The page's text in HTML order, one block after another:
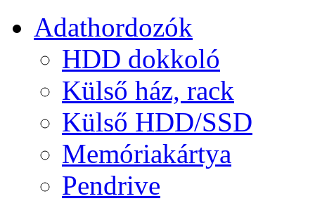
Adathordozók
HDD dokkoló
Külső ház, rack
Külső HDD/SSD
Memóriakártya
Pendrive